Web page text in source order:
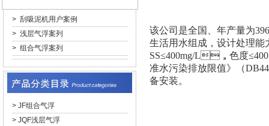
> 刮吸泥机用户案例
> 浅层气浮案列
> 组合气浮案列
> JF组合气浮
> JQF浅层气浮
该公司是全国、年产量为
生活用水组成，设计处
SS≤400mg/L，色度≤400 倍
准水污染排放限值》（
备安装。